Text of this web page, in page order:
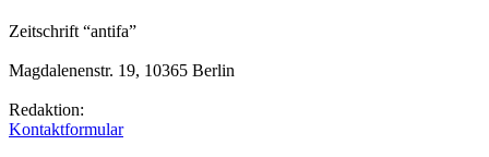
Zeitschrift “antifa”
Magdalenenstr. 19, 10365 Berlin
Redaktion:
Kontaktformular